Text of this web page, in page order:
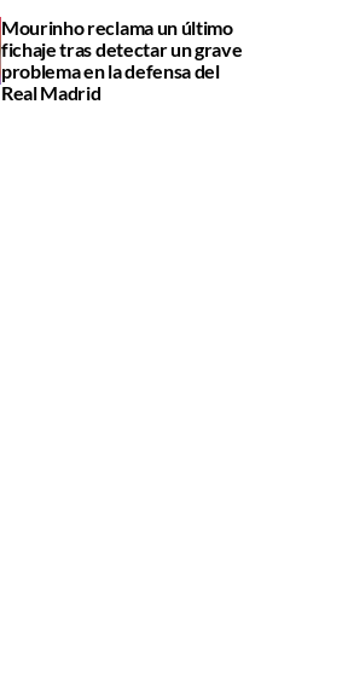
Mourinho reclama un último
fichaje tras detectar un grave
problema en la defensa del
Real Madrid